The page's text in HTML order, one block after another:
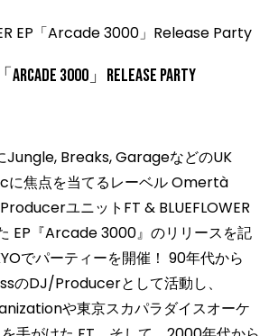
「Arcade 3000」Release Party
Jungle, Breaks, GarageなどのUK
焦点を当てるレーベル Omertà
ユニットFT & BLUEFLOWER
EP『Arcade 3000』のリリースを記
でパーティーを開催！ 90年代から
のDJ/Producerとして活動し、
や東京スカパラダイスオーケ